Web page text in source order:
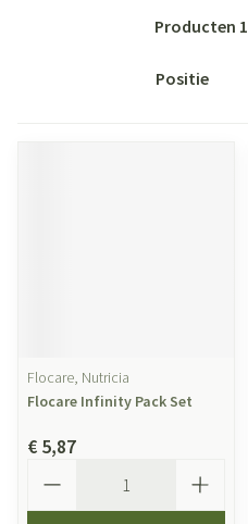
Producten 1
Sorteer op:
Flocare, Nutricia
Flocare Infinity Pack Set
€ 5,87